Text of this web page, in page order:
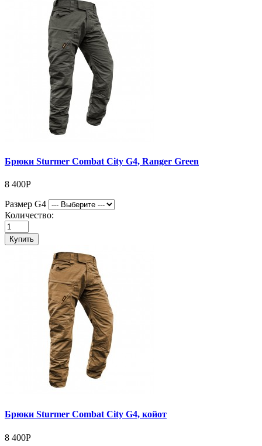
Брюки Sturmer Combat City G4, Ranger Green
8 400Р
Размер G4
Количество:
Купить
Брюки Sturmer Combat City G4, койот
8 400Р